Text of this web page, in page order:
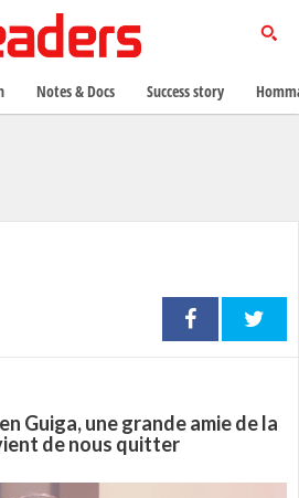
Guiga, une grande amie de la
de nous quitter
Notes & Docs Success story